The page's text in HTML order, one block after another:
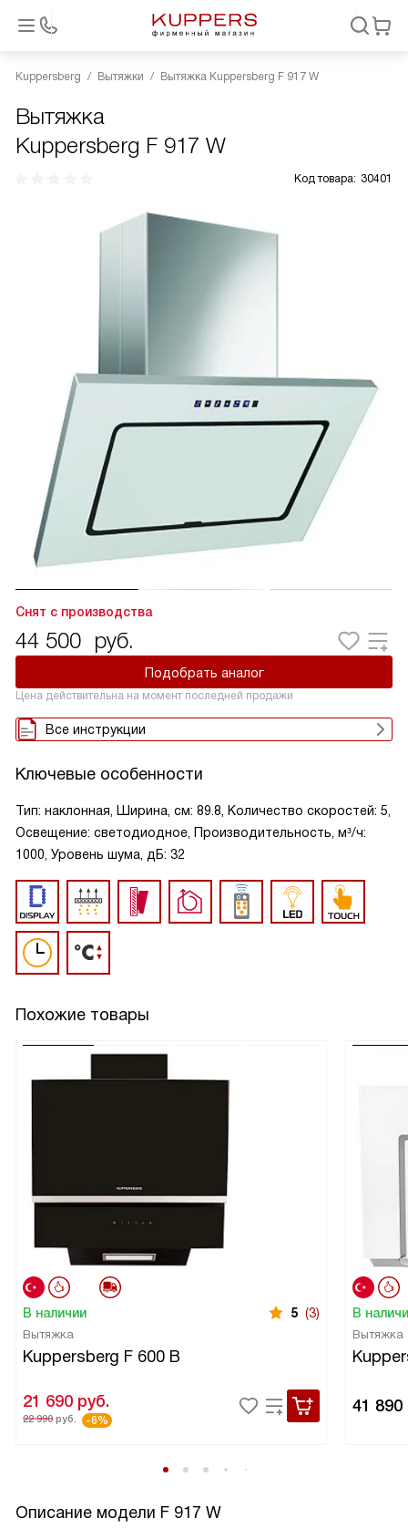
Kuppersberg Вытяжки Вытяжка Kuppersberg F 917 W
Вытяжка
Kuppersberg F 917 W
Код товара: 30401
Снят с производства
44 500 руб.
Подобрать аналог
Цена действительна на момент последней продажи
Все инструкции
Ключевые особенности
Тип: наклонная, Ширина, см: 89.8, Количество скоростей: 5,
Освещение: светодиодное, Производительность, м³/ч:
1000, Уровень шума, дБ: 32
Похожие товары
В наличии 5 (3)
Вытяжка
Kuppersberg F 600 B
21 690 руб.
22 990 руб. -6%
В
Вытяжка
41 890
Описание модели F 917 W